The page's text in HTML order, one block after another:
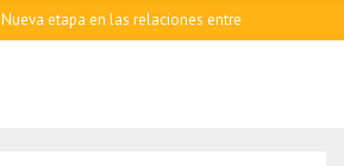
Ataque armado en una escuela de